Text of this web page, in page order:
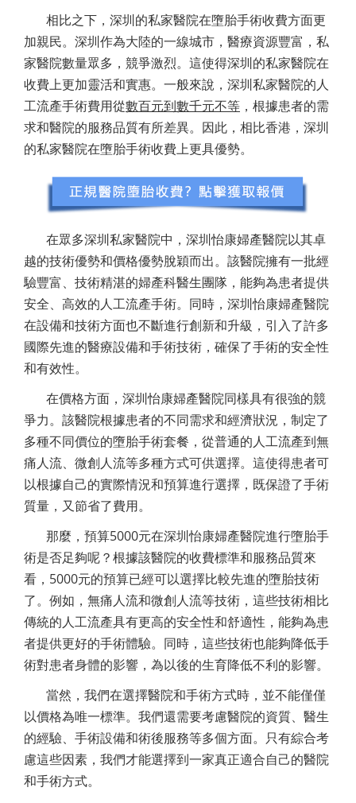
相比之下，深圳的私家醫院在墮胎手術收費方面更
加親民。深圳作為大陸的一線城市，醫療資源豐富，私
家醫院數量眾多，競爭激烈。這使得深圳的私家醫院在
收費上更加靈活和實惠。一般來說，深圳私家醫院的人
工流產手術費用從數百元到數千元不等 ，根據患者的需
求和醫院的服務品質有所差異。因此，相比香港，深圳
的私家醫院在墮胎手術收費上更具優勢。
在眾多深圳私家醫院中，深圳怡康婦產醫院以其卓
越的技術優勢和價格優勢脫穎而出。該醫院擁有一批經
驗豐富、技術精湛的婦產科醫生團隊，能夠為患者提供
安全、高效的人工流產手術。同時，深圳怡康婦產醫院
在設備和技術方面也不斷進行創新和升級，引入了許多
國際先進的醫療設備和手術技術，確保了手術的安全性
和有效性。
在價格方面，深圳怡康婦產醫院同樣具有很強的競
爭力。該醫院根據患者的不同需求和經濟狀況，制定了
多種不同價位的墮胎手術套餐，從普通的人工流產到無
痛人流、微創人流等多種方式可供選擇。這使得患者可
以根據自己的實際情況和預算進行選擇，既保證了手術
質量，又節省了費用。
那麼，預算5000元在深圳怡康婦產醫院進行墮胎手
術是否足夠呢？根據該醫院的收費標準和服務品質來
看，5000元的預算已經可以選擇比較先進的墮胎技術
了。例如，無痛人流和微創人流等技術，這些技術相比
傳統的人工流產具有更高的安全性和舒適性，能夠為患
者提供更好的手術體驗。同時，這些技術也能夠降低手
術對患者身體的影響，為以後的生育降低不利的影響。
當然，我們在選擇醫院和手術方式時，並不能僅僅
以價格為唯一標準。我們還需要考慮醫院的資質、醫生
的經驗、手術設備和術後服務等多個方面。只有綜合考
慮這些因素，我們才能選擇到一家真正適合自己的醫院
和手術方式。